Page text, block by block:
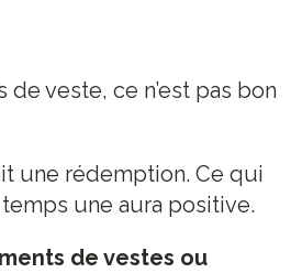
veste, ce n’est pas bon
une rédemption. Ce qui
une aura positive.
de vestes ou